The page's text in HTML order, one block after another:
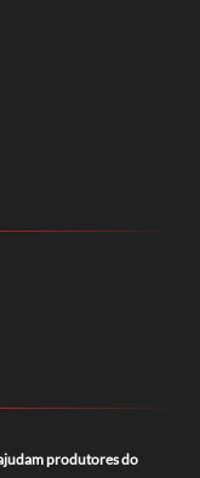
produtores do